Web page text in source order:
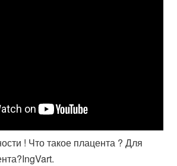
! Что такое плацента ? Для